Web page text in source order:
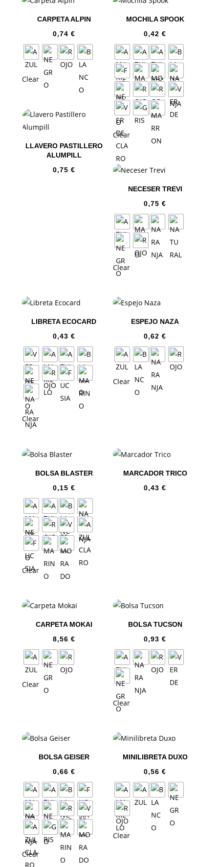
CARPETA ALPIN
0,74 €
Clear
MOCHILA SPOOK
0,42€
Clear
LLAVERO PASTILLERO
ALUMPILL
0,75 €
NECESER TREVI
0,75€
Clear
LIBRETA ECOCARD
0,43 €
Clear
ESPEJO NAZA
0,62€
Clear
BOLSA BLASTER
0,15 €
Clear
MARCADOR TRICO
0,43€
CARPETA MOKAI
8,56 €
Clear
BOLSA TUCSON
0,93€
Clear
BOLSA GEISER
0,66 €
Clear
MINILIBRETA DUXO
0,56€
Clear